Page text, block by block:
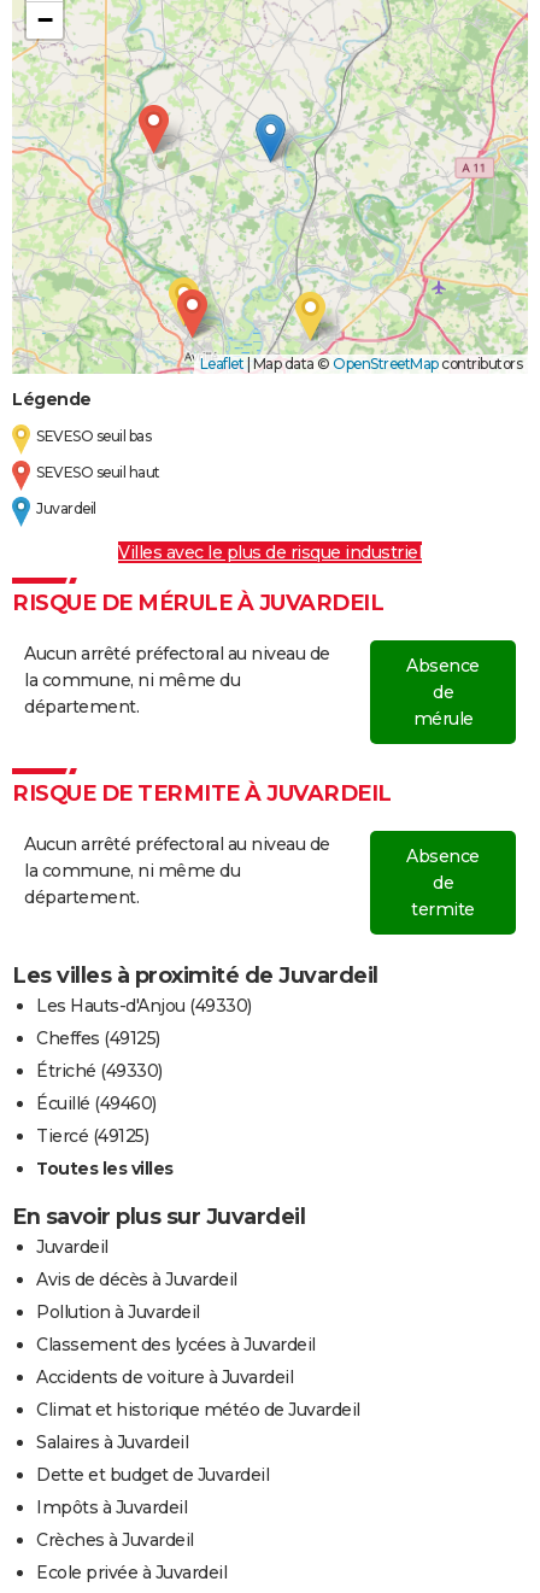
−
Leaflet Map data © OpenStreetMapcontributors
Légende
SEVESO seuil bas
SEVESO seuil haut
Juvardeil
Villes avec le plus de risque industriel
RISQUE DE MÉRULE À JUVARDEIL
Aucun arrêté préfectoral au niveau de
la commune, ni même du
département.
Absence
de
mérule
RISQUE DE TERMITE À JUVARDEIL
Aucun arrêté préfectoral au niveau de
la commune, ni même du
département.
Absence
de
termite
Les villes à proximité de Juvardeil
Les Hauts-d'Anjou (49330)
Cheffes (49125)
Étriché (49330)
Écuillé (49460)
Tiercé (49125)
Toutes les villes
En savoir plus sur Juvardeil
Juvardeil
Avis de décès à Juvardeil
Pollution à Juvardeil
Classement des lycées à Juvardeil
Accidents de voiture à Juvardeil
Climat et historique météo de Juvardeil
Salaires à Juvardeil
Dette et budget de Juvardeil
Impôts à Juvardeil
Crèches à Juvardeil
Ecole privée à Juvardeil